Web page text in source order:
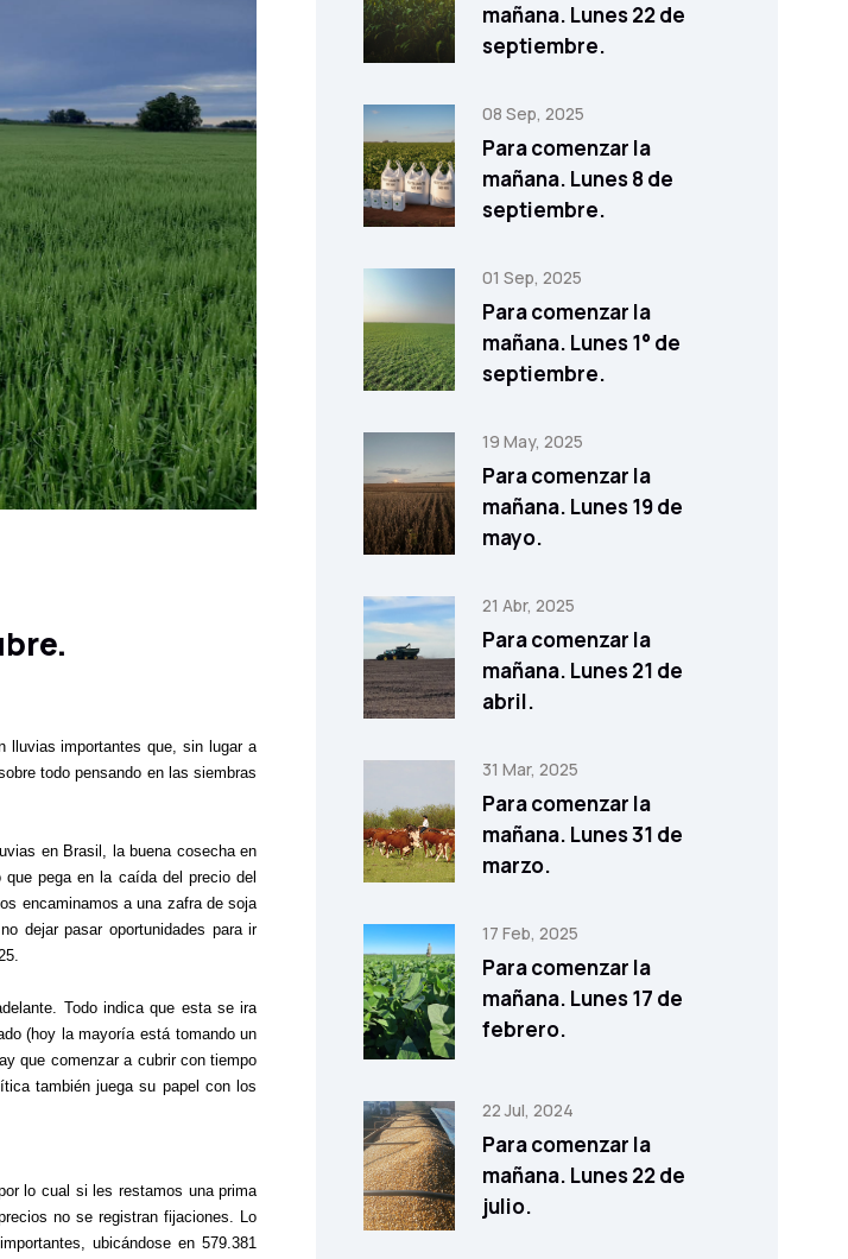
lluvias importantes que, sin lugar a
todo pensando en las siembras
en Brasil, la buena cosecha en
pega en la caída del precio del
encaminamos a una zafra de soja
dejar pasar oportunidades para ir
Todo indica que esta se ira
(hoy la mayoría está tomando un
que comenzar a cubrir con tiempo
también juega su papel con los
lo cual si les restamos una prima
no se registran fijaciones. Lo
ubicándose en 579.381
mañana. Lunes 22 de
septiembre.
08 Sep, 2025
Para comenzar la
mañana. Lunes 8 de
septiembre.
01 Sep, 2025
Para comenzar la
mañana. Lunes 1° de
septiembre.
19 May, 2025
Para comenzar la
mañana. Lunes 19 de
mayo.
21 Abr, 2025
Para comenzar la
mañana. Lunes 21 de
abril.
31 Mar, 2025
Para comenzar la
mañana. Lunes 31 de
marzo.
17 Feb, 2025
Para comenzar la
mañana. Lunes 17 de
febrero.
22 Jul, 2024
Para comenzar la
mañana. Lunes 22 de
julio.